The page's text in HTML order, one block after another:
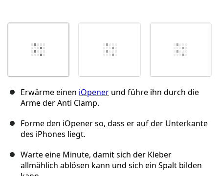
Erwärme einen iOpener und führe ihn durch die
Arme der Anti Clamp.
Forme den iOpener so, dass er auf der Unterkante
des iPhones liegt.
Warte eine Minute, damit sich der Kleber
allmählich ablösen kann und sich ein Spalt bilden